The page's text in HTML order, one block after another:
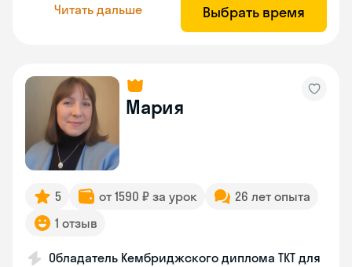
Читать дальше Выбрать время
Мария
5 от 1590 ₽ за урок
26 лет опыта
1 отзыв
Обладатель Кембриджского диплома ТКТ для